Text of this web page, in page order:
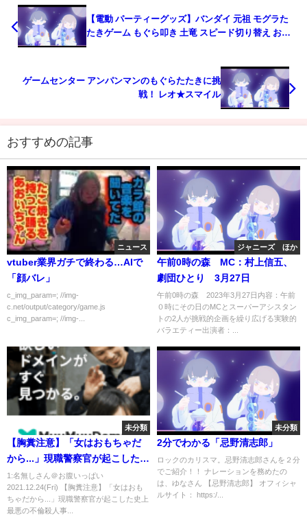
【電動 パーティーグッズ】バンダイ 元祖 モグラた
たきゲーム もぐら叩き 土竜 スピード切り替え おも
ゲームセンター アンパンマンのもぐらたたきに挑
戦！ レオ★スマイル
おすすめの記事
ニュース
vtuber業界ガチで終わる…AIで
「顔バレ」
c_img_param=; //img-
c.net/output/category/game.js
c_img_param=; //img-...
ジャニーズ ほか
午前0時の森 MC：村上信五、
劇団ひとり 3月27日
午前0時の森 2023年3月27日内容：午前
０時にその日のMCとスーパーアシスタン
トの2人が挑戦的企画を繰り広げる実験的
バラエティー出演者：...
未分類
【胸糞注意】「女はおもちゃだ
から...」現職警察官が起こした史
上最悪の不倫殺人事件【ゆっく
り解説】
1:名無しさん＠お腹いっぱい
2021.12.24(Fri) 【胸糞注意】「女はおも
ちゃだから...」現職警察官が起こした史上
最悪の不倫殺人事...
未分類
2分でわかる「忌野清志郎」
ロックのカリスマ。忌野清志郎さんを２分
でご紹介！！ ナレーションを務めたの
は、ゆなさん 【忌野清志郎】 オフィシャ
ルサイト： https:/...